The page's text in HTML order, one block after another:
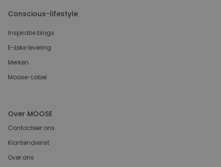
Conscious-lifestyle
Inspiratie blogs
E-bike levering
Merken
Moose-Label
Over MOOSE
Contacteer ons
Klantendienst
Over ons